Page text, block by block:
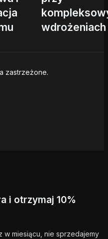
wdrożeniach
zastrzeżone.
i otrzymaj 10%
w miesiącu, nie sprzedajemy